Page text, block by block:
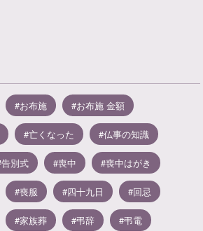
お布施 お布施 金額
亡くなった 仏事の知識
告別式 喪中 喪中はがき
喪服 四十九日 回忌
家族葬 弔辞 弔電